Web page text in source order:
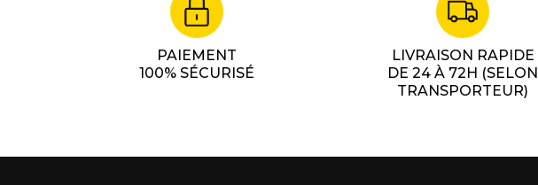
PAIEMENT
100% SÉCURISÉ
LIVRAISON RAPIDE
DE 24 À 72H (SELON
TRANSPORTEUR)